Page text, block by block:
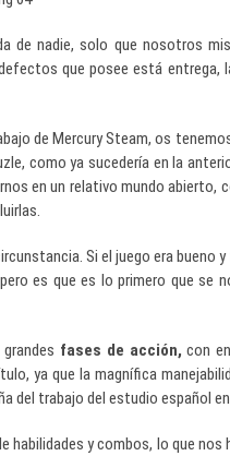
de nadie, solo que nosotros
que posee está entrega,
de Mercury Steam, os
como ya sucedería en la
en un relativo mundo abierto,
Si el juego era bueno
es que es lo primero que se
fases de acción, con
ya que la magnífica
del trabajo del estudio español
habilidades y combos, lo que